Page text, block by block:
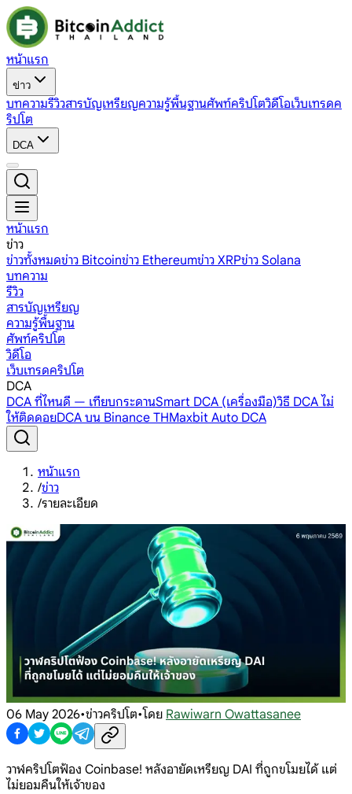
หน้าแรก
ข่าว
บทความรีวิวสารบัญเหรียญความรู้พื้นฐานศัพท์คริปโตวิดีโอเว็บเทรดค
ริปโต
DCA
หน้าแรก
ข่าว
ข่าวทั้งหมดข่าว Bitcoinข่าว Ethereumข่าว XRPข่าว Solana
บทความ
รีวิว
สารบัญเหรียญ
ความรู้พื้นฐาน
ศัพท์คริปโต
วิดีโอ
เว็บเทรดคริปโต
DCA
DCA ที่ไหนดี — เทียบกระดานSmart DCA (เครื่องมือ)วิธี DCA ไม่
ให้ติดดอยDCA บน Binance THMaxbit Auto DCA
หน้าแรก
/ข่าว
/รายละเอียด
06 May 2026•ข่าวคริปโต•โดย Rawiwarn Owattasanee
วาฬคริปโตฟ้อง Coinbase! หลังอายัดเหรียญ DAI ที่ถูกขโมยได้ แต่
ไม่ยอมคืนให้เจ้าของ